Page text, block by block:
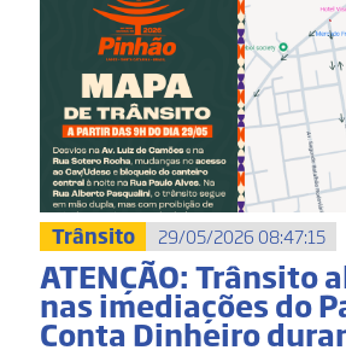
Trânsito 29/05/2026 08:47:15
ATENÇÃO: Trânsito
nas imediações do
Conta Dinheiro